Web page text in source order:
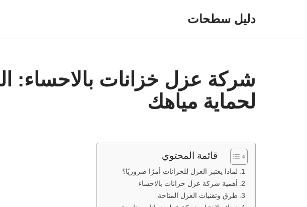
دليل سطحات
شركة عزل خزانات بالاحساء:
لحماية مياهك
قائمة المحتوي
لماذا يعتبر العزل للخزانات أمرًا ضروريًا؟
أهمية شركة عزل خزانات بالاحساء
طرق وتقنيات العزل المتاحة